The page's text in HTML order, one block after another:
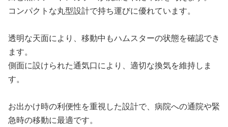
コンパクトな丸型設計で持ち運びに優れています。
透明な天面により、移動中もハムスターの状態を確認でき
ます。
側面に設けられた通気口により、適切な換気を維持しま
す。
お出かけ時の利便性を重視した設計で、病院への通院や緊
急時の移動に最適です。